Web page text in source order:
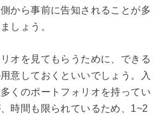
から事前に告知されることが多
しょう。
オを見てもらうために、できる
意しておくといいでしょう。入
くのポートフォリオを持ってい
時間も限られているため、1~2